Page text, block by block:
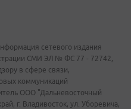
сетевого издания
СМИ ЭЛ № ФС 77 - 72742,
в сфере связи,
коммуникаций
ООО "Дальневосточный
г. Владивосток, ул. Уборевича,